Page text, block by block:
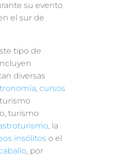
su evento
el sur de
tipo de
diversas
,cursos
turismo
, la
insólitos o el
, por